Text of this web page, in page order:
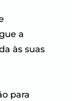
a
às suas
para